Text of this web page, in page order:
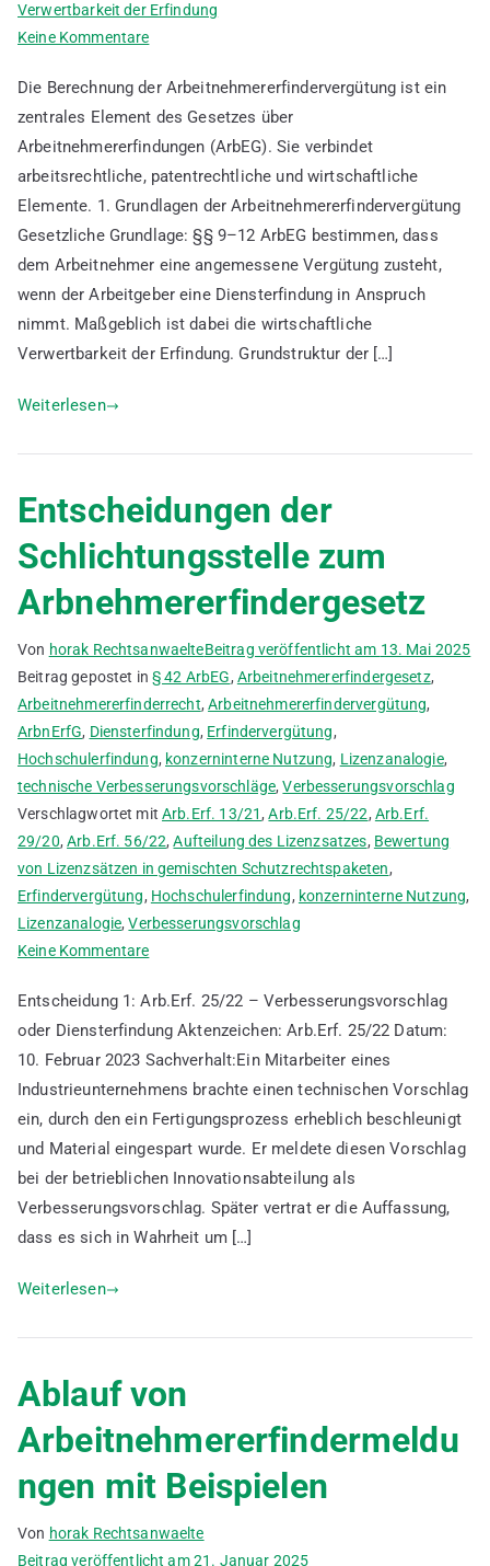
Verwertbarkeit der Erfindung
Keine Kommentarezu
der
Arbeitnehmererfindervergütung
anhand
von
Beispielen
Die Berechnung der Arbeitnehmererfindervergütung ist ein
zentrales Element des Gesetzes über
Arbeitnehmererfindungen (ArbEG). Sie verbindet
arbeitsrechtliche, patentrechtliche und wirtschaftliche
Elemente. 1. Grundlagen der Arbeitnehmererfindervergütung
Gesetzliche Grundlage: §§ 9–12 ArbEG bestimmen, dass
dem Arbeitnehmer eine angemessene Vergütung zusteht,
wenn der Arbeitgeber eine Diensterfindung in Anspruch
nimmt. Maßgeblich ist dabei die wirtschaftliche
Verwertbarkeit der Erfindung. Grundstruktur der […]
Weiterlesen
Entscheidungen der
Schlichtungsstelle zum
Arbnehmererfindergesetz
Von horak RechtsanwaelteBeitrag veröffentlicht am 13. Mai 2025
Beitrag gepostet in§ 42 ArbEG, Arbeitnehmererfindergesetz,
Arbeitnehmererfinderrecht,Arbeitnehmererfindervergütung,
ArbnErfG, Diensterfindung, Erfindervergütung,
Hochschulerfindung, konzerninterne Nutzung, Lizenzanalogie,
technische Verbesserungsvorschläge,Verbesserungsvorschlag
Verschlagwortet mitArb.Erf. 13/21,Arb.Erf. 25/22, Arb.Erf.
29/20,Arb.Erf. 56/22,Aufteilung des Lizenzsatzes, Bewertung
von Lizenzsätzen in gemischten Schutzrechtspaketen,
Erfindervergütung, Hochschulerfindung, konzerninterne Nutzung,
Lizenzanalogie,Verbesserungsvorschlag
Keine Kommentarezu
der
Schlichtungsstelle
zum
Arbnehmererfindergesetz
Entscheidung 1: Arb.Erf. 25/22 – Verbesserungsvorschlag
oder Diensterfindung Aktenzeichen: Arb.Erf. 25/22 Datum:
10. Februar 2023 Sachverhalt:Ein Mitarbeiter eines
Industrieunternehmens brachte einen technischen Vorschlag
ein, durch den ein Fertigungsprozess erheblich beschleunigt
und Material eingespart wurde. Er meldete diesen Vorschlag
bei der betrieblichen Innovationsabteilung als
Verbesserungsvorschlag. Später vertrat er die Auffassung,
dass es sich in Wahrheit um […]
Weiterlesen
Ablauf von
Arbeitnehmererfindermeldu
ngen mit Beispielen
Von horak Rechtsanwaelte
Beitrag veröffentlicht am21. Januar 2025